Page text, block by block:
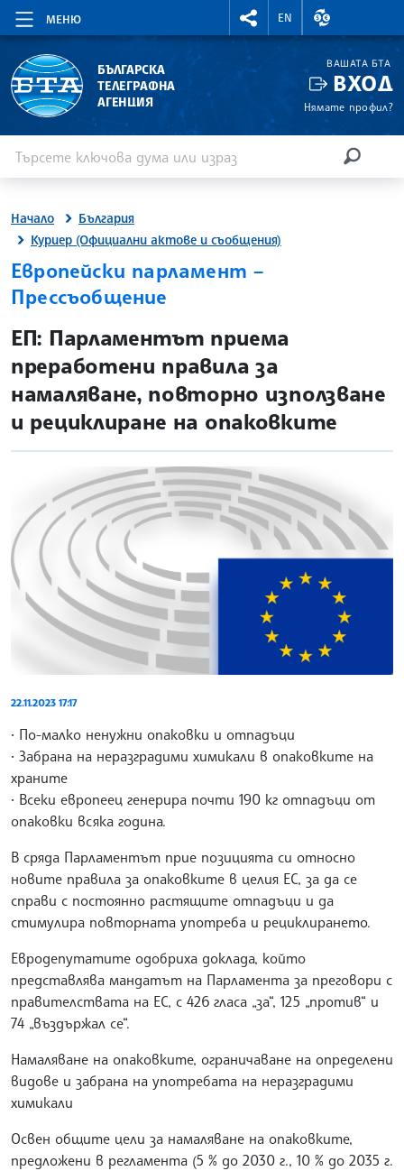
МЕНЮ
RIGHTMENU.SOCIAL
EN
ВАЛУТНИ
БЪЛГАРСКА
ТЕЛЕГРАФНА
АГЕНЦИЯ
ВАШАТА БТА
ВХОД
Нямате профил?
Начало
България
Куриер (Официални актове и съобщения)
Европейски парламент –
Прессъобщение
site.bta
ЕП: Парламентът приема
преработени правила за
намаляване, повторно използване
и рециклиране на опаковките
22.11.2023 17:17
• По-малко ненужни опаковки и отпадъци
• Забрана на неразградими химикали в опаковките на
храните
• Всеки европеец генерира почти 190 кг отпадъци от
опаковки всяка година.
В сряда Парламентът прие позицията си относно
новите правила за опаковките в целия ЕС, за да се
справи с постоянно растящите отпадъци и да
стимулира повторната употреба и рециклирането.
Евродепутатите одобриха доклада, който
представлява мандатът на Парламента за преговори с
правителствата на ЕС, с 426 гласа „за“, 125 „против“ и
74 „въздържал се“.
Намаляване на опаковките, ограничаване на определени
видове и забрана на употребата на неразградими
химикали
Освен общите цели за намаляване на опаковките,
предложени в регламента (5 % до 2030 г., 10 % до 2035 г.